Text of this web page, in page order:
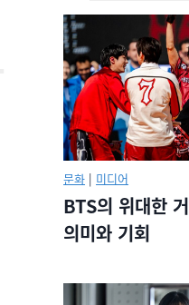
문화 | 미디어
BTS의 위대한
의미와 기회